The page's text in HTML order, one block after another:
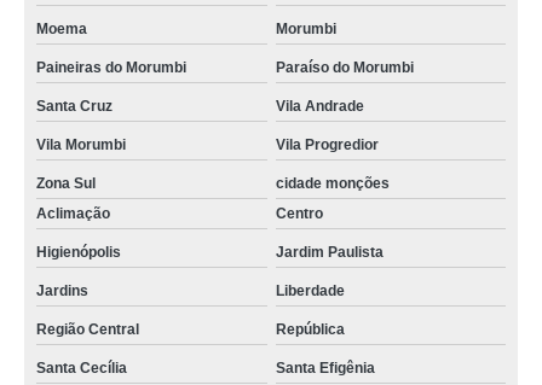
Moema Morumbi
Paineiras do Morumbi Paraíso do Morumbi
Santa Cruz Vila Andrade
Vila Morumbi Vila Progredior
Zona Sul
cidade monções
Aclimação
Centro
Higienópolis Jardim Paulista
Jardins Liberdade
Região Central República
Santa Cecília
Santa Efigênia